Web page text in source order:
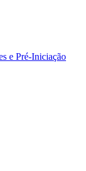
e Pré-Iniciação